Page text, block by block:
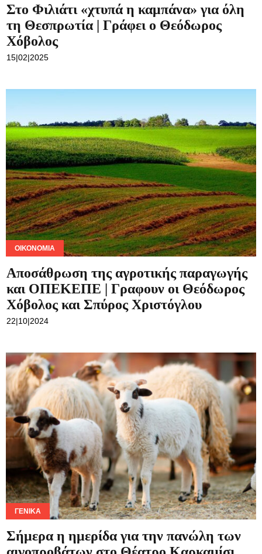
Στο Φιλιάτι «χτυπά η καμπάνα» για όλη
τη Θεσπρωτία | Γράφει ο Θεόδωρος
Χόβολος
15|02|2025
ΟΙΚΟΝΟΜΊΑ
Αποσάθρωση της αγροτικής παραγωγής
και ΟΠΕΚΕΠΕ | Γραφουν οι Θεόδωρος
Χόβολος και Σπύρος Χριστόγλου
22|10|2024
ΓΕΝΙΚΆ
Σήμερα η ημερίδα για την πανώλη των